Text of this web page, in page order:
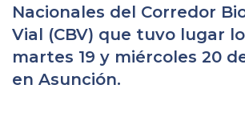
Nacionales del Corredor
Vial (CBV) que tuvo lugar
martes 19 y miércoles 20
en Asunción.